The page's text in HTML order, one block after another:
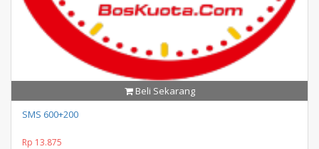
Beli Sekarang
SMS 600+200
Rp 13.875